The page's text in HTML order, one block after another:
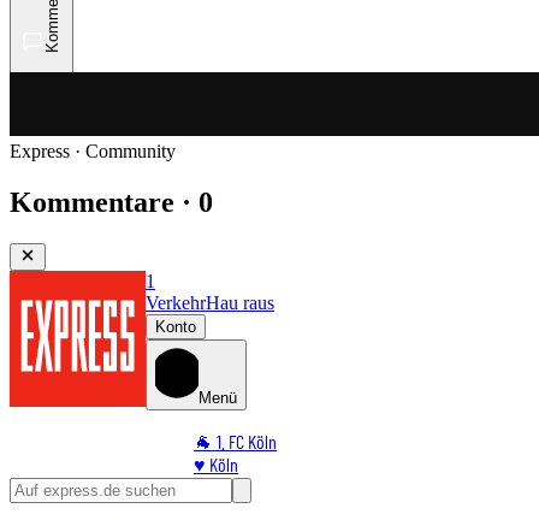
Express · Community
Kommentare · 0
1
VerkehrHau raus
Konto
Menü
🐐 1. FC Köln
♥️ Köln
⭐ Promi